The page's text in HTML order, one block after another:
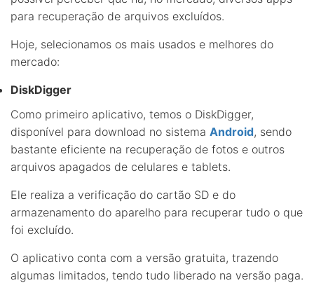
para recuperação de arquivos excluídos.
Hoje, selecionamos os mais usados e melhores do
mercado:
DiskDigger
Como primeiro aplicativo, temos o DiskDigger,
disponível para download no sistema Android, sendo
bastante eficiente na recuperação de fotos e outros
arquivos apagados de celulares e tablets.
Ele realiza a verificação do cartão SD e do
armazenamento do aparelho para recuperar tudo o que
foi excluído.
O aplicativo conta com a versão gratuita, trazendo
algumas limitados, tendo tudo liberado na versão paga.